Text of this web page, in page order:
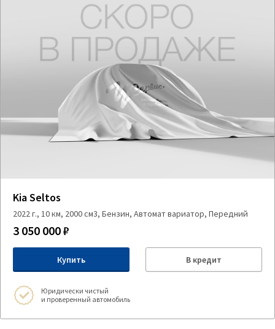
Kia Seltos
2022 г., 10 км, 2000 см3, Бензин, Автомат вариатор, Передний
3 050 000 ₽
Купить В кредит
Юридически чистый
и проверенный автомобиль